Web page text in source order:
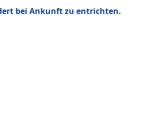
bei Ankunft zu entrichten.